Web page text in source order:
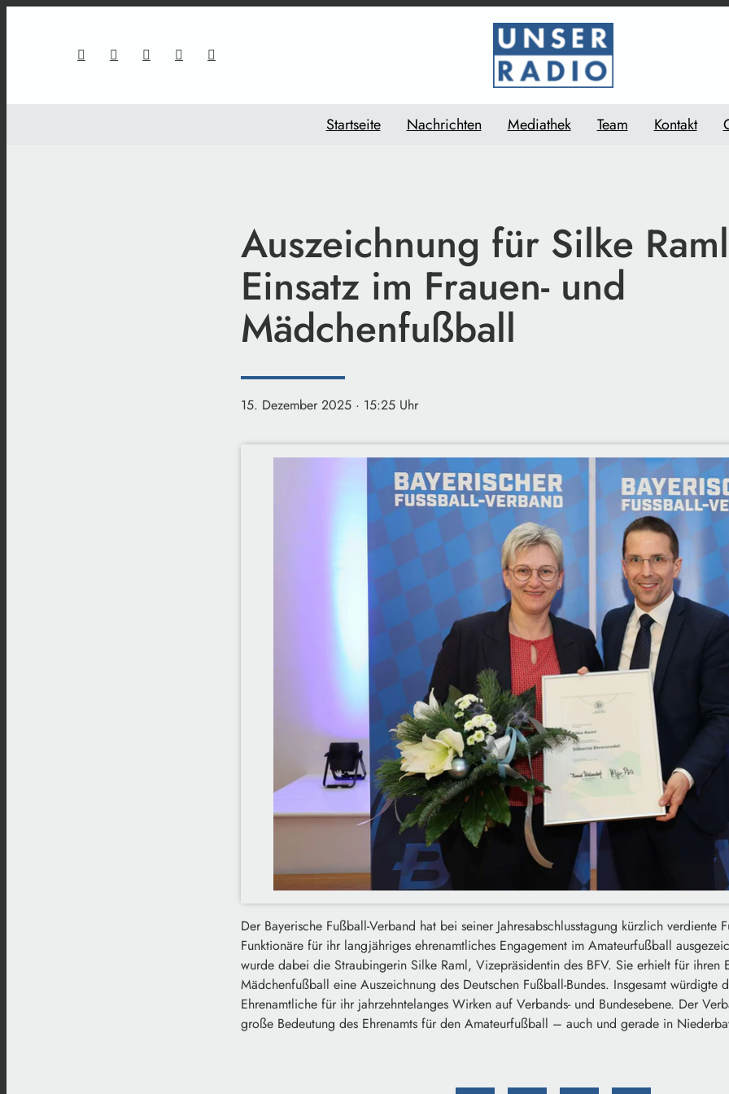
Startseite Nachrichten Mediathek Team Kontakt
Auszeichnung für Silke
Einsatz im Frauen- und
Mädchenfußball
15. Dezember 2025 · 15:25 Uhr
Der Bayerische Fußball-Verband hat bei seiner Jahresabschlusstagung kürzlich verdiente
Funktionäre für ihr langjähriges ehrenamtliches Engagement im Amateurfußball
wurde dabei die Straubingerin Silke Raml, Vizepräsidentin des BFV. Sie erhielt für ihren
Mädchenfußball eine Auszeichnung des Deutschen Fußball-Bundes. Insgesamt würdigte
Ehrenamtliche für ihr jahrzehntelanges Wirken auf Verbands- und Bundesebene. Der
große Bedeutung des Ehrenamts für den Amateurfußball – auch und gerade in